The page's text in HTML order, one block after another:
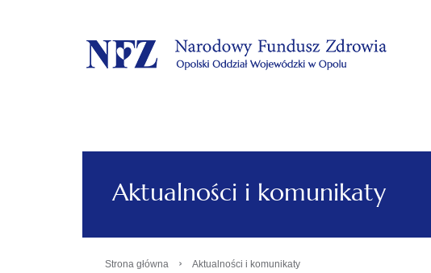
.
Aktualności i komunikaty
Strona główna › Aktualności i komunikaty